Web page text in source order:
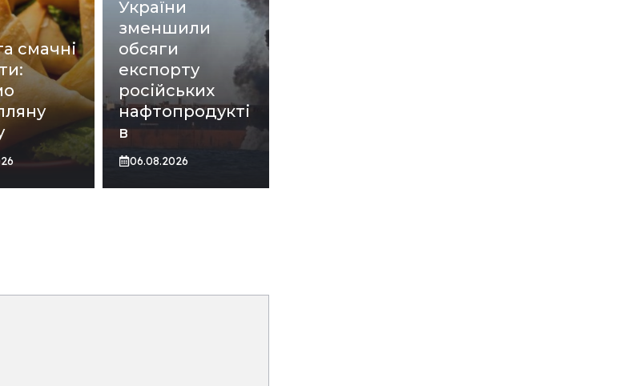
смачні
України
зменшили
обсяги
експорту
російських
нафтопродукті
в
06.08.2026